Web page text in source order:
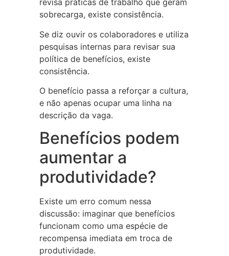
revisa práticas de trabalho que geram
sobrecarga, existe consistência.
Se diz ouvir os colaboradores e utiliza
pesquisas internas para revisar sua
política de benefícios, existe
consistência.
O benefício passa a reforçar a cultura,
e não apenas ocupar uma linha na
descrição da vaga.
Benefícios podem
aumentar a
produtividade?
Existe um erro comum nessa
discussão: imaginar que benefícios
funcionam como uma espécie de
recompensa imediata em troca de
produtividade.